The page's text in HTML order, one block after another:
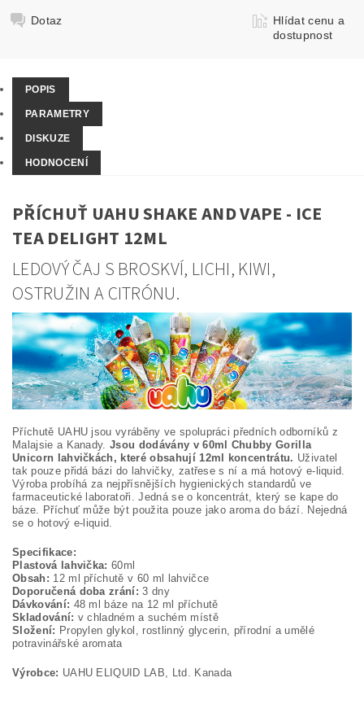
Dotaz
Hlídat cenu a
dostupnost
POPIS
PARAMETRY
DISKUZE
HODNOCENÍ
PŘÍCHUŤ UAHU SHAKE AND VAPE - ICE
TEA DELIGHT 12ML
LEDOVÝ ČAJ S BROSKVÍ, LICHI, KIWI,
OSTRUŽIN A CITRÓNU.
Příchutě UAHU jsou vyráběny ve spolupráci předních odborníků z
Malajsie a Kanady.Jsou dodávány v 60ml Chubby Gorilla
Unicorn lahvičkách, které obsahují 12ml koncentrátu. Uživatel
tak pouze přidá bázi do lahvičky, zatřese s ní a má hotový e-liquid.
Výroba probíhá za nejpřísnějších hygienických standardů ve
farmaceutické laboratoři. Jedná se o koncentrát, který se kape do
báze. Příchuť může být použita pouze jako aroma do bází. Nejedná
se o hotový e-liquid.
Specifikace:
Plastová lahvička: 60ml
Obsah: 12 ml příchutě v 60 ml lahvičce
Doporučená doba zrání: 3 dny
Dávkování: 48 ml báze na 12 ml příchutě
Skladování: v chladném a suchém místě
Složení: Propylen glykol, rostlinný glycerin, přírodní a umělé
potravinářské aromata
Výrobce: UAHU ELIQUID LAB, Ltd. Kanada